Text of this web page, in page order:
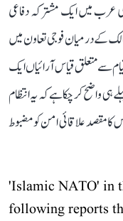
عرب میں ایک مشترکہ دفاعی
کے درمیان فوجی تعاون میں
سے متعلق قیاس آرائیاں ایک
ہی واضح کر چکا ہے کہ یہ انتظام
مقصد علاقائی امن کو مضبوط
'Islamic NATO' in
following reports